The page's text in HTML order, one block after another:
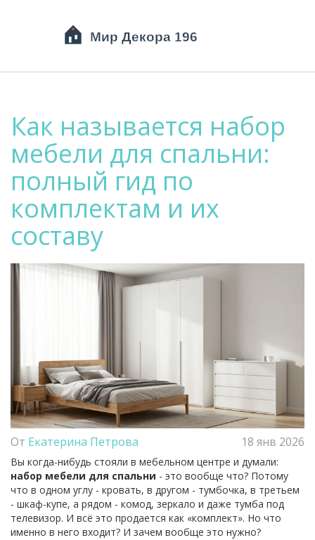
Как называется набор
мебели для спальни:
полный гид по
комплектам и их
составу
От Екатерина Петрова 18 янв 2026
Вы когда-нибудь стояли в мебельном центре и думали:
набор мебели для спальни - это вообще что? Потому
что в одном углу - кровать, в другом - тумбочка, в третьем
- шкаф-купе, а рядом - комод, зеркало и даже тумба под
телевизор. И всё это продается как «комплект». Но что
именно в него входит? И зачем вообще это нужно?